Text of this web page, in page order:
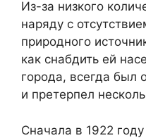
Из-за низкого
наряду с
природного
как снабдить ей
города, всегда был
и претерпел
Сначала в 1922